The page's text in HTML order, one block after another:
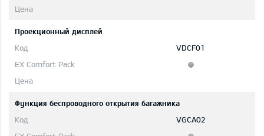
Проекционный дисплей
VDCF01
Функция беспроводного открытия багажника
VGCA02